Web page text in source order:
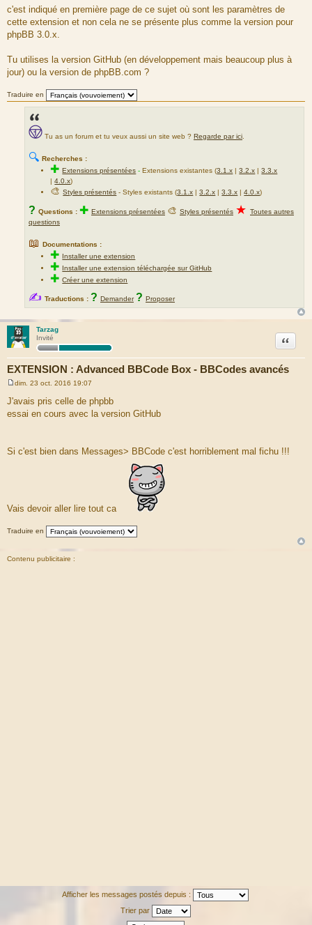
g
e
c'est indiqué en première page de ce sujet où sont les paramètres de
cette extension et non cela ne se présente plus comme la version pour
phpBB 3.0.x.
Tu utilises la version GitHub (en développement mais beaucoup plus à
jour) ou la version de phpBB.com ?
Traduire en
Tu as un forum et tu veux aussi un site web ? Regarde par ici.
🔍 Recherches :
✚Extensions présentées -Extensions existantes (3.1.x |3.2.x |3.3.x
|4.0.x)
🎨Styles présentés - Styles existants (3.1.x |3.2.x |3.3.x |4.0.x)
? Questions : ✚ Extensions présentées 🎨 Styles présentés ★ Toutes autres
questions
📖 Documentations :
✚ Installer une extension
✚ Installer une extension téléchargée sur GitHub
✚Créer une extension
✍ Traductions : ? Demander ? Proposer
Tarzag
Invité
EXTENSION : Advanced BBCode Box - BBCodes avancés
Citation
s
s
dim. 23 oct. 2016 19:07
J'avais pris celle de phpbb
essai en cours avec la version GitHub
Si c'est bien dans Messages> BBCode c'est horriblement mal fichu !!!
Vais devoir aller lire tout ca
Traduire en
Contenu publicitaire :
Afficher les messages postés depuis :
Trier par